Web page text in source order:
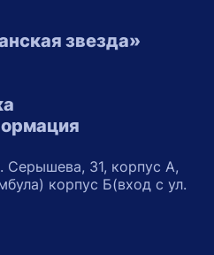
звезда»
Серышева, 31, корпус А,
корпус Б(вход с ул.